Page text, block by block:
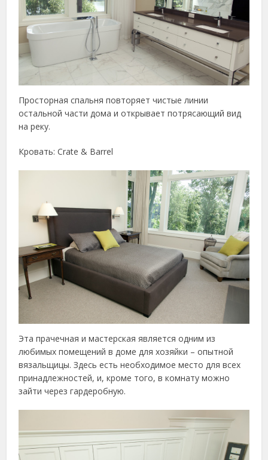
Просторная спальня повторяет чистые линии
остальной части дома и открывает потрясающий вид
на реку.
Кровать: Crate & Barrel
Эта прачечная и мастерская является одним из
любимых помещений в доме для хозяйки – опытной
вязальщицы. Здесь есть необходимое место для всех
принадлежностей, и, кроме того, в комнату можно
зайти через гардеробную.